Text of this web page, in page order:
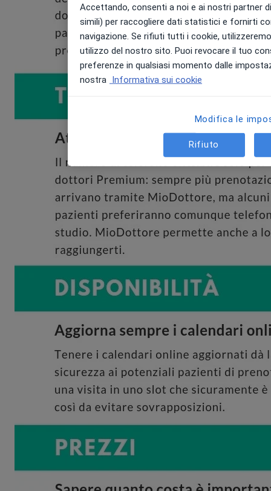
Accettando, consenti a noi e ai nostri partner
simili) per raccogliere dati statistici e fornirti
navigazione. Se rifiuti tutti i cookie,
utilizzo del nostro sito. Puoi revocare il tuo
preferenze in qualsiasi momento dalle
nostra Informativa sui cookie
Modifica le
Rifiuto